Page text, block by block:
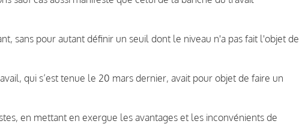
sans pour autant définir un seuil dont le niveau n'a pas fait l'objet de
qui s’est tenue le 20 mars dernier, avait pour objet de faire un
en mettant en exergue les avantages et les inconvénients de